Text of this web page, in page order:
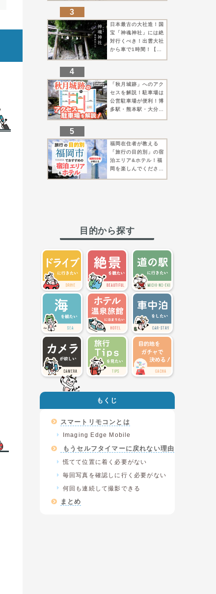
日本最古の大社造！国
宝「神魂神社」には絶
対行くべき！出雲大社
から車で1時間！【松
「秋月城跡」へのアク
セスを解説！駐車場は
公営駐車場が便利！博
多駅・熊本駅・大分駅
福岡在住者が教える
「旅行の目的別」の宿
泊エリア&ホテル！福
岡を楽しんでくださ
目的から探す
もくじ
スマートリモコンとは
Imaging Edge Mobile
もうセルフタイマーに戻れない理由
慌てて位置に着く必要がない
毎回写真を確認しに行く必要がない
何回も連続して撮影できる
まとめ